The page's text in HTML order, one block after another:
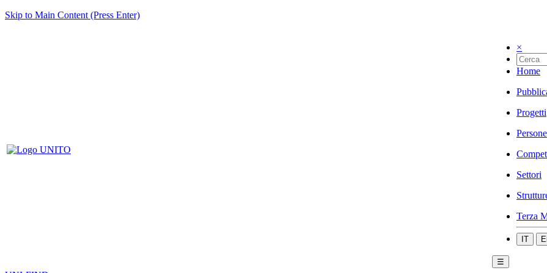
Skip to Main Content (Press Enter)
×
Home
Progetti
Persone
Settori
Terza
IT
☰